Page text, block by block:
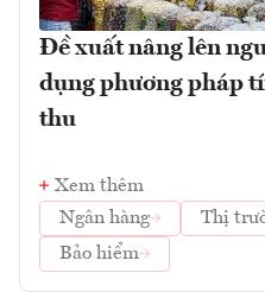
Đề xuất nâng lên
dụng phương pháp
thu
Xem thêm
Ngân hàng
Thị
Bảo hiểm